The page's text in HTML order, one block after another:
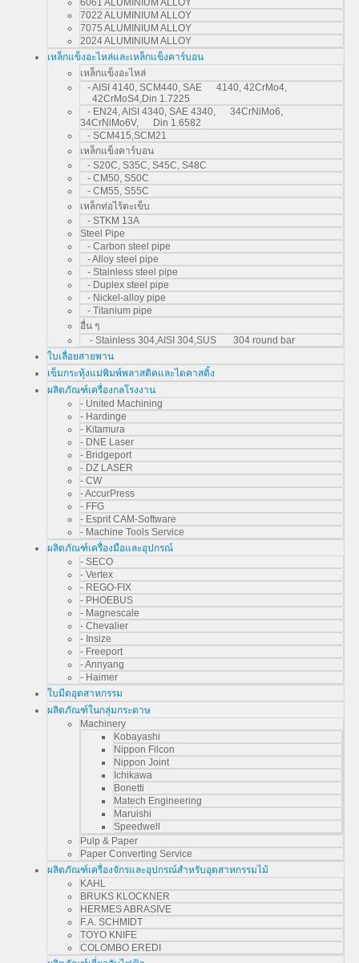
6061 ALUMINIUM ALLOY
7022 ALUMINIUM ALLOY
7075 ALUMINIUM ALLOY
2024 ALUMINIUM ALLOY
เหล็กแข็งอะไหล่และเหล็กแข็งคาร์บอน
เหล็กแข็งอะไหล่
- AISI 4140, SCM440, SAE 4140, 42CrMo4,
42CrMoS4,Din 1.7225
- EN24, AISI 4340, SAE 4340, 34CrNiMo6,
34CrNiMo6V, Din 1.6582
- SCM415,SCM21
เหล็กแข็งคาร์บอน
- S20C, S35C, S45C, S48C
- CM50, S50C
- CM55, S55C
เหล็กท่อไร้ตะเข็บ
- STKM 13A
Steel Pipe
- Carbon steel pipe
- Alloy steel pipe
- Stainless steel pipe
- Duplex steel pipe
- Nickel-alloy pipe
- Titanium pipe
อื่น ๆ
- Stainless 304,AISI 304,SUS 304 round bar
ใบเลื่อยสายพาน
เข็มกระทุ้งแม่พิมพ์พลาสติคและไดคาสติ้ง
ผลิตภัณฑ์เครื่องกลโรงงาน
- United Machining
- Hardinge
- Kitamura
- DNE Laser
- Bridgeport
- DZ LASER
- CW
- AccurPress
- FFG
- Esprit CAM-Software
- Machine Tools Service
ผลิตภัณฑ์เครื่องมือและอุปกรณ์
- SECO
- Vertex
- REGO-FIX
- PHOEBUS
- Magnescale
- Chevalier
- Insize
- Freeport
- Annyang
- Haimer
ใบมีดอุตสาหกรรม
ผลิตภัณฑ์ในกลุ่มกระดาษ
Machinery
Kobayashi
Nippon Filcon
Nippon Joint
Ichikawa
Bonetti
Matech Engineering
Maruishi
Speedwell
Pulp & Paper
Paper Converting Service
ผลิตภัณฑ์เครื่องจักรและอุปกรณ์สำหรับอุตสาหกรรมไม้
KAHL
BRUKS KLOCKNER
HERMES ABRASIVE
F.A. SCHMIDT
TOYO KNIFE
COLOMBO EREDI